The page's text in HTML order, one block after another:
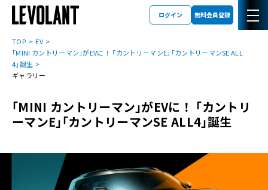
ログイン 無料会員登録
TOP
EV
｢MINI カントリーマン｣がEVに！ ｢カントリーマンE｣｢カントリーマンSE ALL
4｣誕生
ギャラリー
｢MINI カントリーマン｣がEVに！ ｢カントリ
ーマンE｣｢カントリーマンSE ALL4｣誕生